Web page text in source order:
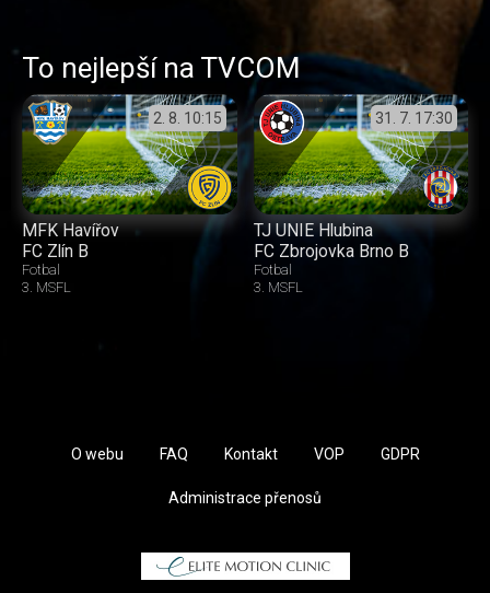
To nejlepší na TVCOM
2. 8. 10:15
MFK Havířov
FC Zlín B
Fotbal
3. MSFL
31. 7. 17:30
TJ UNIE Hlubina
FC Zbrojovka Brno B
Fotbal
3. MSFL
O webu FAQ Kontakt VOP GDPR
Administrace přenosů